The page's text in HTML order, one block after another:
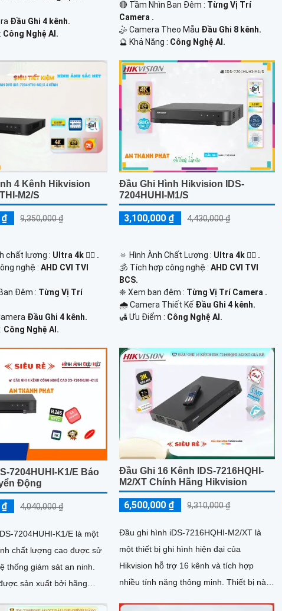
Đầu Ghi 4 kênh.
Công Nghệ AI.
🔴 Tầm Nhìn Ban Đêm : Từng Vị Trí
Camera .
🤹 Camera Theo Mẫu Đầu Ghi 8 kênh.
️🔮 Khả Năng : Công Nghệ AI.
4 Kênh Hikvision
M2/S
₫ 9,350,000 ₫
chất lượng : Ultra 4k 👍🏾 .
nghệ :AHD CVI TVI
Đêm : Từng Vị Trí
Đầu Ghi 4 kênh.
Công Nghệ AI.
Đầu Ghi Hình Hikvision IDS-
7204HUHI-M1/S
3,100,000 ₫ 4,430,000 ₫
🔅 Hình Ành Chất Lượng : Ultra 4k 👍🏾 .
🕉️ Tích hợp công nghệ :AHD CVI TVI
BCS.
❈ Xem ban đêm : Từng Vị Trí Camera .
🌧️ Camera Thiết Kế Đầu Ghi 4 kênh.
️🛃 Ưu Điểm : Công Nghệ AI.
7204HUHI-K1/E Báo
Động
₫ 4,040,000 ₫
7204HUHI-K1/E là một
chất lượng cao được sử
thống giám sát an ninh.
sản xuất bởi hãng
Đầu Ghi 16 Kênh IDS-7216HQHI-
M2/XT Chính Hãng Hikvision
6,500,000 ₫ 9,310,000 ₫
Đầu ghi hình iDS-7216HQHI-M2/XT là
một thiết bị ghi hình hiện đại của
Hikvision hỗ trợ 16 kênh và tích hợp
nhiều tính năng thông minh. Thiết bị này